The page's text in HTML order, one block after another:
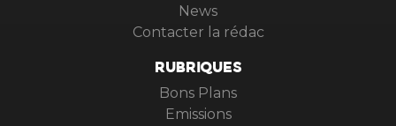
News
Contacter la rédac
RUBRIQUES
Bons Plans
Emissions